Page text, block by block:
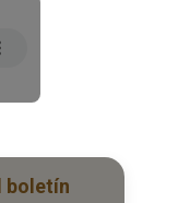
boletín